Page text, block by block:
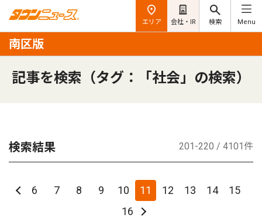
エリア 会社・IR 検索 Menu
南区版
記事を検索（タグ：「社会」の検索）
検索結果 201-220 / 4101件
6 7 8 9 10 11 12 13 14
15
16